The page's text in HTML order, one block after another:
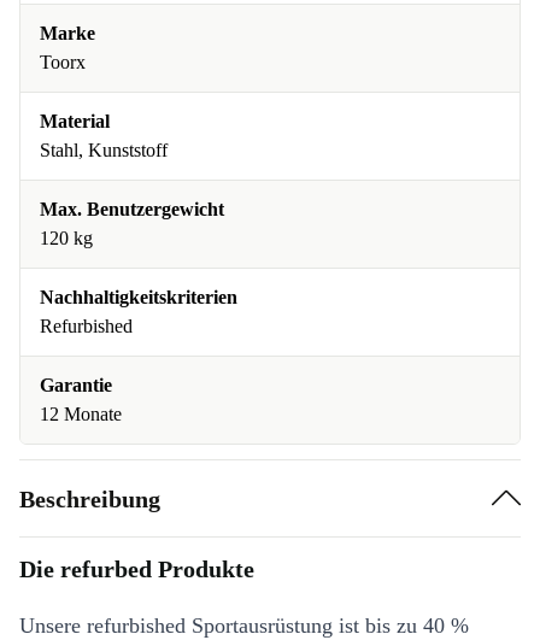
Marke
Toorx
Material
Stahl, Kunststoff
Max. Benutzergewicht
120 kg
Nachhaltigkeitskriterien
Refurbished
Garantie
12 Monate
Beschreibung
Die refurbed Produkte
Unsere refurbished Sportausrüstung ist bis zu 40 %